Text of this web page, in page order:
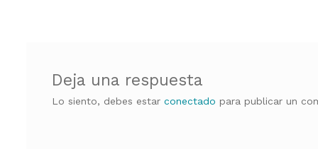
Deja una respuesta
Lo siento, debes estarconectado para publicar un